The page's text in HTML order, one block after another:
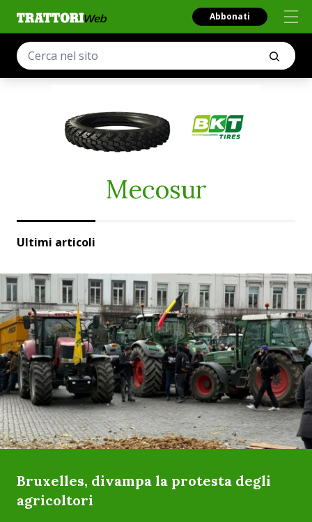
Abbonati
Mecosur
Ultimi articoli
Bruxelles, divampa la protesta degli
agricoltori